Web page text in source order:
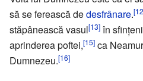
să se ferească dedesfrânare.
stăpânească vasul[13] în
aprinderea poftei,[15] ca
Dumnezeu.[16]